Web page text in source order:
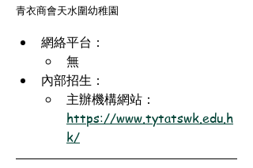
青衣商會天水圍幼稚園
網絡平台：
無
內部招生：
主辦機構網站：
https://www.tytatswk.edu.h
k/